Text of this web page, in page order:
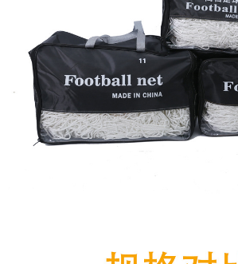
internacional
de 5 mm
2],Sistema de
internacional
personas
Competencia
personas [2
5 personas
pesado de